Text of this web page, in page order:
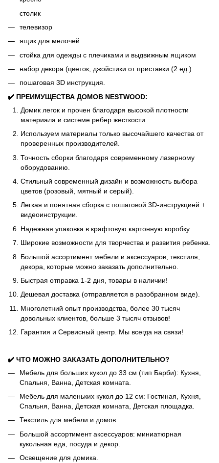
столик
телевизор
ящик для мелочей
стойка для одежды с плечиками и выдвижным ящиком
набор декора (цветок, джойстики от приставки (2 ед.)
пошаговая 3D инструкция.
✔️ ПРЕИМУЩЕСТВА ДОМОВ NESTWOOD:
Домик легок и прочен благодаря высокой плотности
материала и системе ребер жесткости.
Используем материалы только высочайшего качества от
проверенных производителей.
Точность сборки благодаря современному лазерному
оборудованию.
Стильный современный дизайн и возможность выбора
цветов (розовый, мятный и серый).
Легкая и понятная сборка с пошаговой 3D-инструкцией +
видеоинструкции.
Надежная упаковка в крафтовую картонную коробку.
Широкие возможности для творчества и развития ребенка.
Большой ассортимент мебели и аксессуаров, текстиля,
декора, которые можно заказать дополнительно.
Быстрая отправка 1-2 дня, товары в наличии!
Дешевая доставка (отправляется в разобранном виде).
Многолетний опыт производства, более 30 тысяч
довольных клиентов, больше 3 тысяч отзывов!
Гарантия и Сервисный центр. Мы всегда на связи!
✔️ ЧТО МОЖНО ЗАКАЗАТЬ ДОПОЛНИТЕЛЬНО?
Мебель для больших кукол до 33 см (тип Барби): Кухня,
Спальня, Ванна, Детская комната.
Мебель для маленьких кукол до 12 см: Гостиная, Кухня,
Спальня, Ванна, Детская комната, Детская площадка.
Текстиль для мебели и домов.
Большой ассортимент аксессуаров: миниатюрная
кукольная еда, посуда и декор.
Освещение для домика.